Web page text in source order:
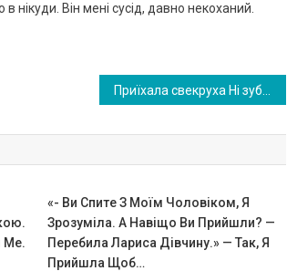
нікуди. Він мені сусід, давно некоханий.
Ме.
«- Ви Cпитe З Моїм Чоловіком, Я
Зрозуміла. А Навіщо Ви Прийшли? —
Перебила Лариса Дівчину.» — Так, Я
Прийшла Щоб…